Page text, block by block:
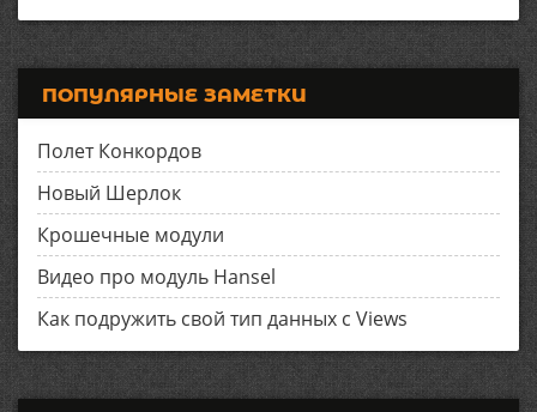
ПОПУЛЯРНЫЕ ЗАМЕТКИ
Полет Конкордов
Новый Шерлок
Крошечные модули
Видео про модуль Hansel
Как подружить свой тип данных с Views